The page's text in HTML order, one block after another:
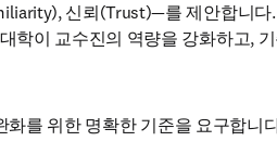
신뢰(Trust)—를 제안합니
이 교수진의 역량을 강화하고,
를 위한 명확한 기준을 요구합